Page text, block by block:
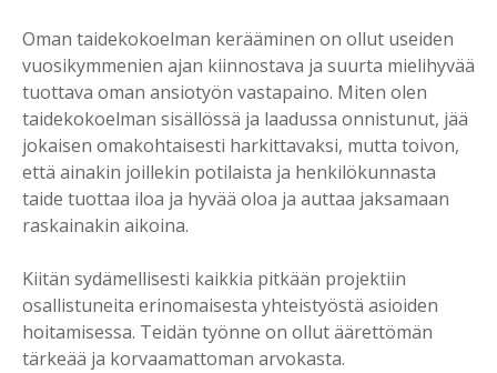
Oman taidekokoelman kerääminen on ollut useiden
vuosikymmenien ajan kiinnostava ja suurta mielihyvää
tuottava oman ansiotyön vastapaino. Miten olen
taidekokoelman sisällössä ja laadussa onnistunut, jää
jokaisen omakohtaisesti harkittavaksi, mutta toivon,
että ainakin joillekin potilaista ja henkilökunnasta
taide tuottaa iloa ja hyvää oloa ja auttaa jaksamaan
raskainakin aikoina.
Kiitän sydämellisesti kaikkia pitkään projektiin
osallistuneita erinomaisesta yhteistyöstä asioiden
hoitamisessa. Teidän työnne on ollut äärettömän
tärkeää ja korvaamattoman arvokasta.